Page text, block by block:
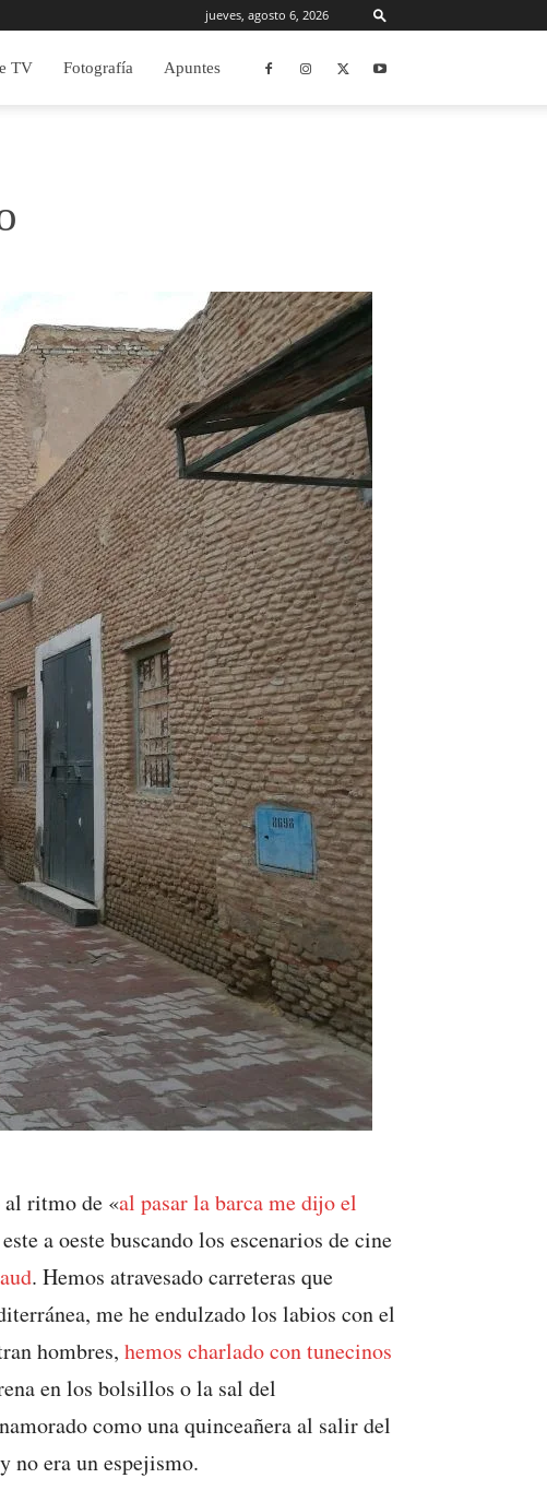
jueves, agosto 6, 2026
TV Fotografía Apuntes
al ritmo de «al pasar la barca me dijo el
a oeste buscando los escenarios de cine
. Hemos atravesado carreteras que
me he endulzado los labios con el
hombres, hemos charlado con tunecinos
en los bolsillos o la sal del
como una quinceañera al salir del
no era un espejismo.